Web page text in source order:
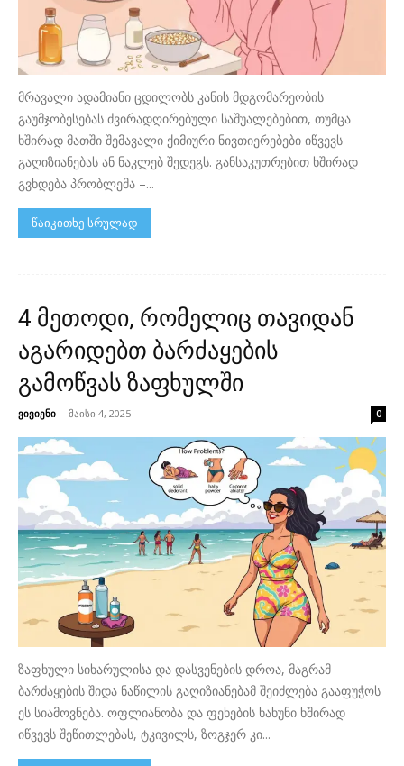
მრავალი ადამიანი ცდილობს კანის მდგომარეობის
გაუმჯობესებას ძვირადღირებული საშუალებებით, თუმცა
ხშირად მათში შემავალი ქიმიური ნივთიერებები იწვევს
გაღიზიანებას ან ნაკლებ შედეგს. განსაკუთრებით ხშირად
გვხდება პრობლემა –...
წაიკითხე სრულად
4 მეთოდი, რომელიც თავიდან
აგარიდებთ ბარძაყების
გამოწვას ზაფხულში
ვივიენი - მაისი 4, 2025 0
ზაფხული სიხარულისა და დასვენების დროა, მაგრამ
ბარძაყების შიდა ნაწილის გაღიზიანებამ შეიძლება გააფუჭოს
ეს სიამოვნება. ოფლიანობა და ფეხების ხახუნი ხშირად
იწვევს შეწითლებას, ტკივილს, ზოგჯერ კი...